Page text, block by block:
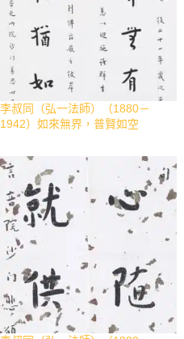
李叔同（弘一法師）（1880－
1942）如來無界，普賢如空